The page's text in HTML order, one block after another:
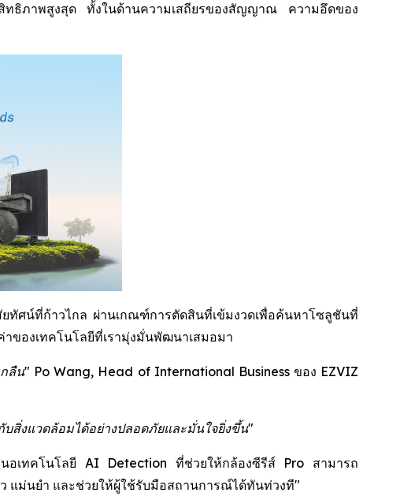
สิทธิภาพสูงสุด ทั้งในด้านความเสถียรของสัญญาณ ความอึดของ
ทัศน์ที่ก้าวไกล ผ่านเกณฑ์การตัดสินที่เข้มงวดเพื่อค้นหาโซลูชันที่
ของเทคโนโลยีที่เรามุ่งมั่นพัฒนาเสมอมา
ลืน" Po Wang, Head of International Business ของ EZVIZ
สิ่งแวดล้อมได้อย่างปลอดภัยและมั่นใจยิ่งขึ้น"
นอเทคโนโลยี AI Detection ที่ช่วยให้กล้องซีรีส์ Pro สามารถ
แม่นยำ และช่วยให้ผู้ใช้รับมือสถานการณ์ได้ทันท่วงที"